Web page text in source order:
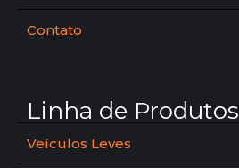
Contato
Linha de Produtos
Veículos Leves